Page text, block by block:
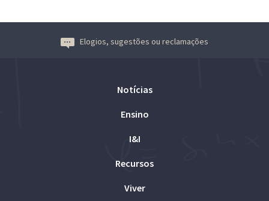
Elogios, sugestões ou reclamações
Notícias
Ensino
I&I
Recursos
Viver